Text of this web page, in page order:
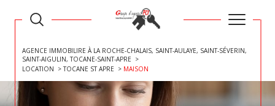
AGENCE IMMOBILIRE À LA ROCHE-CHALAIS, SAINT-AULAYE, SAINT-SÉVERIN,
SAINT-AIGULIN, TOCANE-SAINT-APRE
LOCATION
TOCANE ST APRE MAISON